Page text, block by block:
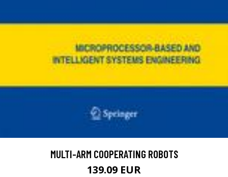
MULTI-ARM COOPERATING ROBOTS
139.09 EUR